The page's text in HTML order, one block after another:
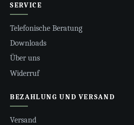
SERVICE
Telefonische Beratung
Downloads
Über uns
Widerruf
BEZAHLUNG UND VERSAND
Versand